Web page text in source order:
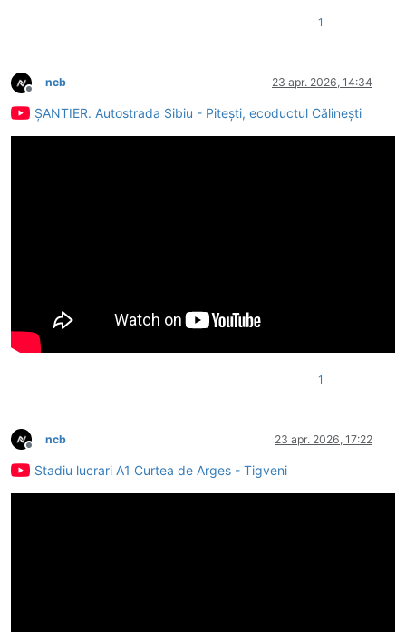
1
Deconectat
ncb 23 apr. 2026, 14:34
ȘANTIER. Autostrada Sibiu - Pitești, ecoductul Călinești
1
Deconectat
ncb 23 apr. 2026, 17:22
Stadiu lucrari A1 Curtea de Arges - Tigveni